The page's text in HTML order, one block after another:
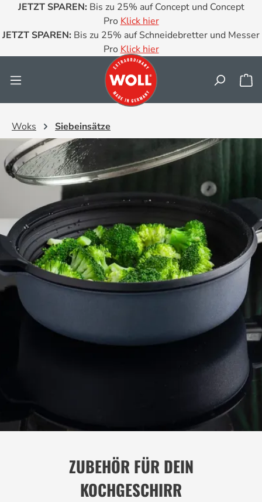
Zum Hauptinhalt springen
JETZT SPAREN: Bis zu 25% auf Concept und Concept
Pro Klick hier
JETZT SPAREN: Bis zu 25% auf Schneidebretter und Messer
Pro Klick hier
Woks Siebeinsätze
ZUBEHÖR FÜR DEIN
KOCHGESCHIRR